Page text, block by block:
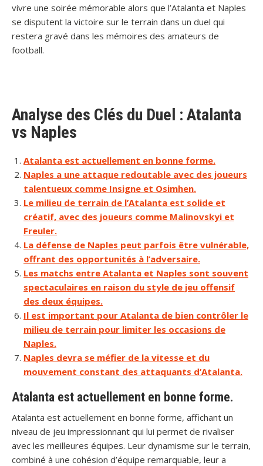
vivre une soirée mémorable alors que l’Atalanta et Naples
se disputent la victoire sur le terrain dans un duel qui
restera gravé dans les mémoires des amateurs de
football.
Analyse des Clés du Duel : Atalanta
vs Naples
Atalanta est actuellement en bonne forme.
Naples a une attaque redoutable avec des joueurs
talentueux comme Insigne et Osimhen.
Le milieu de terrain de l’Atalanta est solide et
créatif, avec des joueurs comme Malinovskyi et
Freuler.
La défense de Naples peut parfois être vulnérable,
offrant des opportunités à l’adversaire.
Les matchs entre Atalanta et Naples sont souvent
spectaculaires en raison du style de jeu offensif
des deux équipes.
Il est important pour Atalanta de bien contrôler le
milieu de terrain pour limiter les occasions de
Naples.
Naples devra se méfier de la vitesse et du
mouvement constant des attaquants d’Atalanta.
Atalanta est actuellement en bonne forme.
Atalanta est actuellement en bonne forme, affichant un
niveau de jeu impressionnant qui lui permet de rivaliser
avec les meilleures équipes. Leur dynamisme sur le terrain,
combiné à une cohésion d’équipe remarquable, leur a